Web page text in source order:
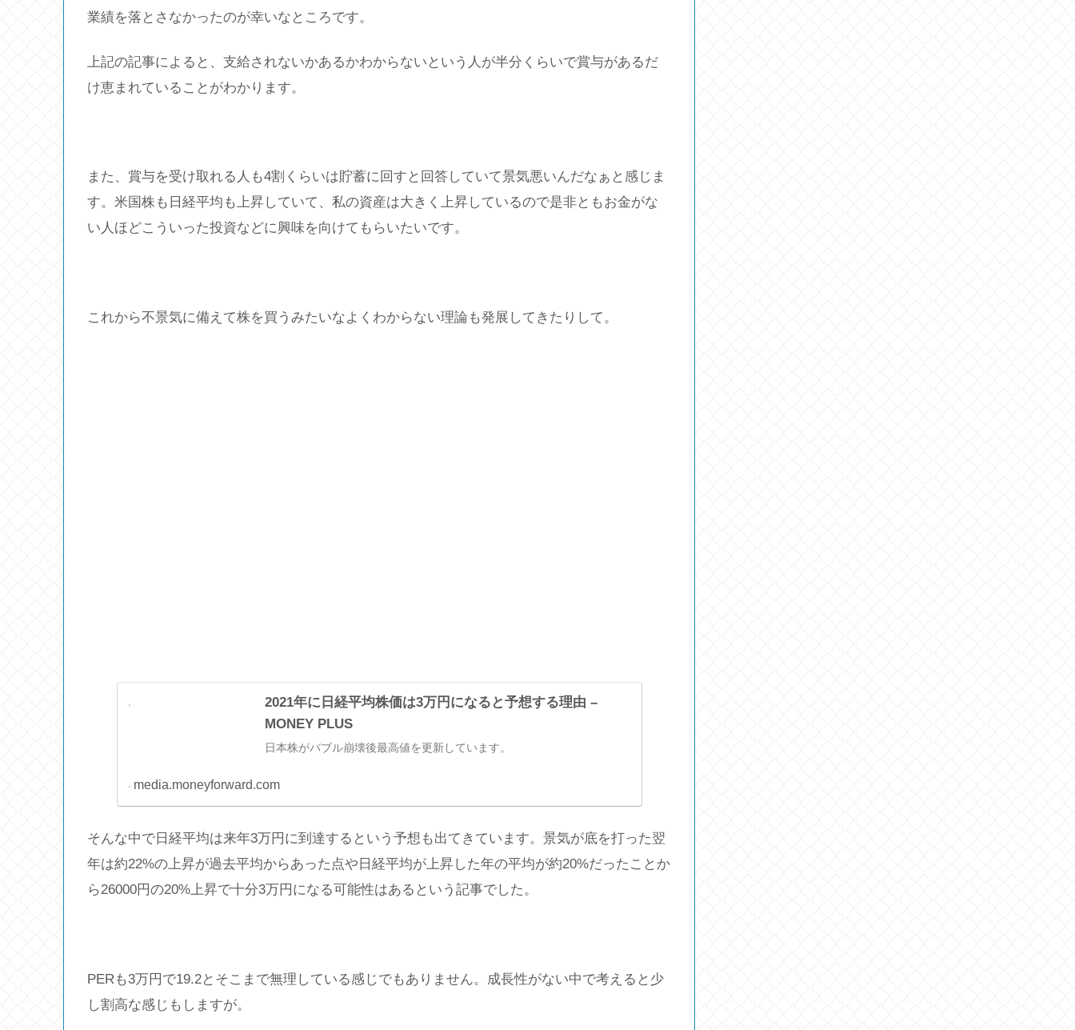
業績を落とさなかったのが幸いなところです。
上記の記事によると、支給されないかあるかわからないという人が半分くらいで賞与があるだ
け恵まれていることがわかります。
また、賞与を受け取れる人も4割くらいは貯蓄に回すと回答していて景気悪いんだなぁと感じま
す。米国株も日経平均も上昇していて、私の資産は大きく上昇しているので是非ともお金がな
い人ほどこういった投資などに興味を向けてもらいたいです。
これから不景気に備えて株を買うみたいなよくわからない理論も発展してきたりして。
2021年に日経平均株価は3万円になると予想する理由 –
MONEY PLUS
日本株がバブル崩壊後最高値を更新しています。
media.moneyforward.com
そんな中で日経平均は来年3万円に到達するという予想も出てきています。景気が底を打った翌
年は約22%の上昇が過去平均からあった点や日経平均が上昇した年の平均が約20%だったことか
ら26000円の20%上昇で十分3万円になる可能性はあるという記事でした。
PERも3万円で19.2とそこまで無理している感じでもありません。成長性がない中で考えると少
し割高な感じもしますが。